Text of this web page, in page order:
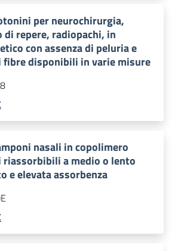
per neurochirurgia,
repere, radiopachi, in
con assenza di peluria e
fibre disponibili in varie misure
nasali in copolimero
a medio o lento
e elevata assorbenza